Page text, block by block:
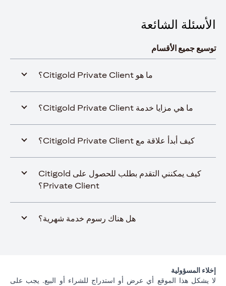
الأسئلة الشائعة
توسيع جميع الأقسام
ما هو Citigold Private Client؟
ما هي مزايا خدمة Citigold Private Client؟
كيف أبدأ علاقة مع Citigold Private Client؟
كيف يمكنني التقدم بطلب للحصول على Citigold
Private Client؟
هل هناك رسوم خدمة شهرية؟
إخلاء المسؤولية
لا يشكل هذا الموقع أي عرض أو استدراج للشراء أو البيع. يجب على